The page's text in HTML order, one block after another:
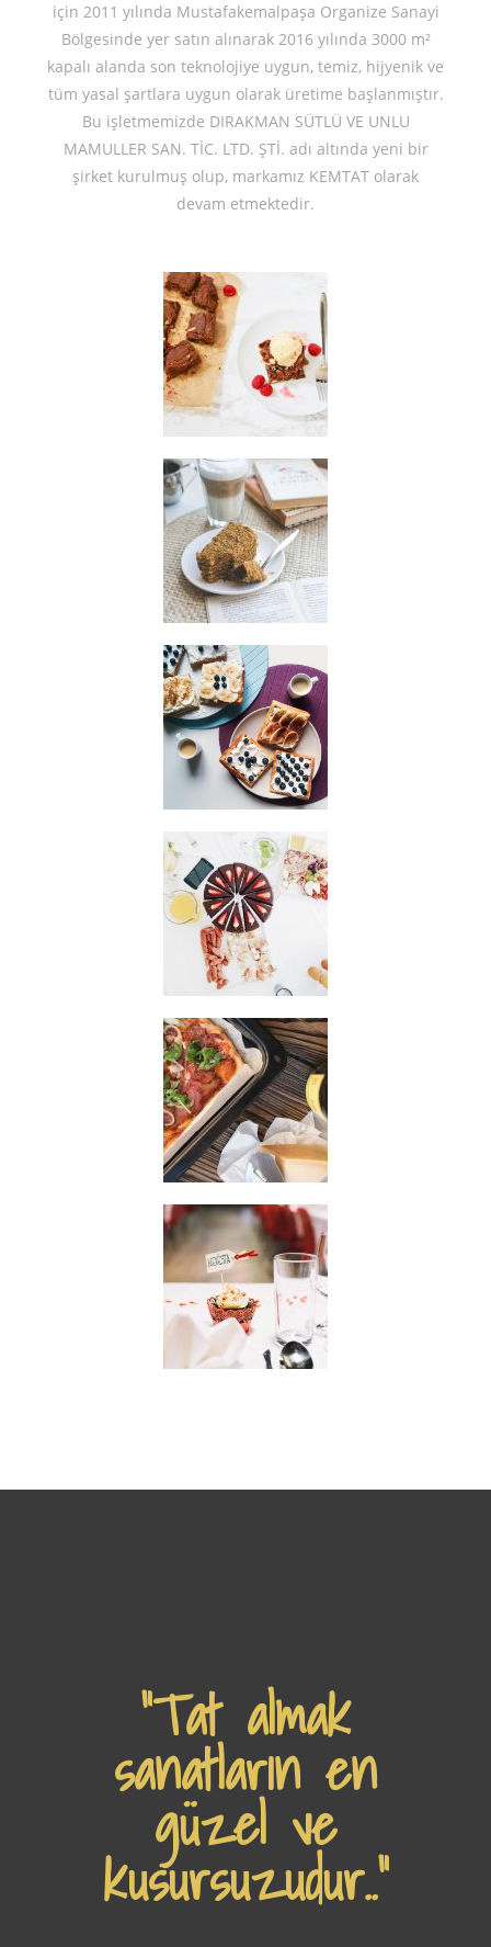
için 2011 yılında Mustafakemalpaşa Organize Sanayi
Bölgesinde yer satın alınarak 2016 yılında 3000 m²
kapalı alanda son teknolojiye uygun, temiz, hijyenik ve
tüm yasal şartlara uygun olarak üretime başlanmıştır.
Bu işletmemizde DIRAKMAN SÜTLÜ VE UNLU
MAMULLER SAN. TİC. LTD. ŞTİ. adı altında yeni bir
şirket kurulmuş olup, markamız KEMTAT olarak
devam etmektedir.
“Tat almak
sanatların en
güzel ve
kusursuzudur..”